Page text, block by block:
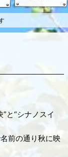
と“シナノスイ
前の通り秋に映